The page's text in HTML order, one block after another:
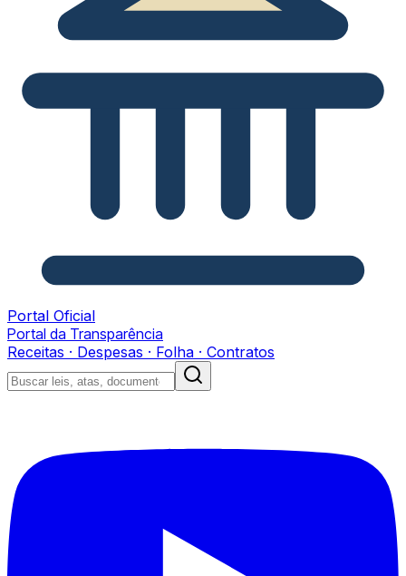
Portal Oficial
Portal da Transparência
Receitas · Despesas · Folha · Contratos